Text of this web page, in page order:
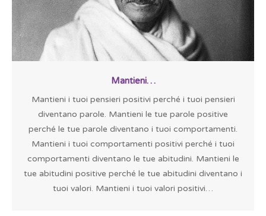
Mantieni…
Mantieni i tuoi pensieri positivi perché i tuoi pensieri
diventano parole. Mantieni le tue parole positive
perché le tue parole diventano i tuoi comportamenti.
Mantieni i tuoi comportamenti positivi perché i tuoi
comportamenti diventano le tue abitudini. Mantieni le
tue abitudini positive perché le tue abitudini diventano i
tuoi valori. Mantieni i tuoi valori positivi…